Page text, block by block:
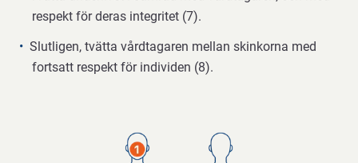
respekt för deras integritet (7).
Slutligen, tvätta vårdtagaren mellan skinkorna med
fortsatt respekt för individen (8).